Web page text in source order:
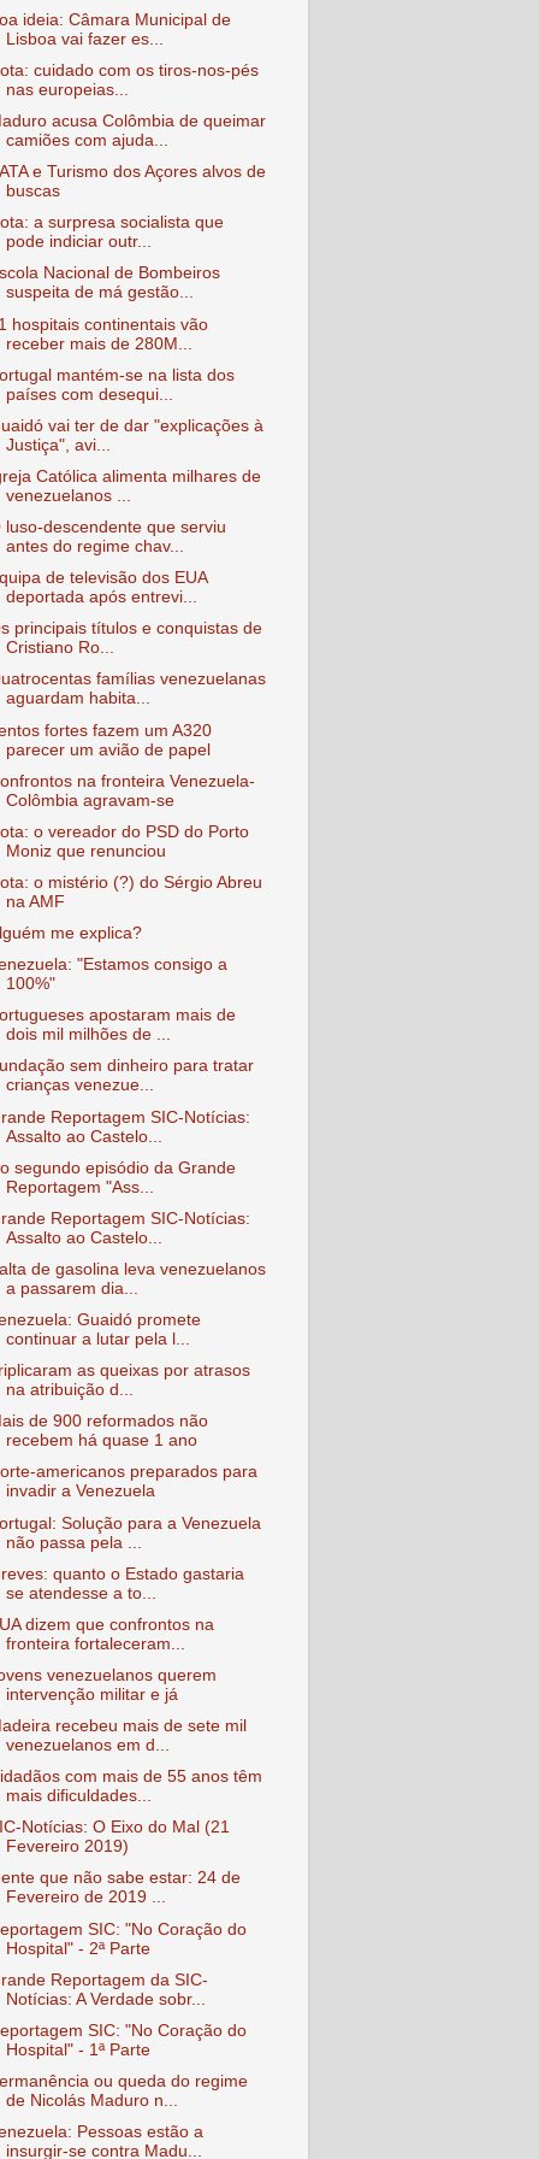
ideia: Câmara Municipal de
Lisboa vai fazer es...
cuidado com os tiros-nos-pés
nas europeias...
acusa Colômbia de queimar
camiões com ajuda...
e Turismo dos Açores alvos de
buscas
a surpresa socialista que
pode indiciar outr...
Nacional de Bombeiros
suspeita de má gestão...
hospitais continentais vão
receber mais de 280M...
mantém-se na lista dos
países com desequi...
vai ter de dar "explicações à
Justiça", avi...
Católica alimenta milhares de
venezuelanos ...
luso-descendente que serviu
antes do regime chav...
de televisão dos EUA
deportada após entrevi...
principais títulos e conquistas de
Cristiano Ro...
famílias venezuelanas
aguardam habita...
fortes fazem um A320
parecer um avião de papel
na fronteira Venezuela-
Colômbia agravam-se
o vereador do PSD do Porto
Moniz que renunciou
o mistério (?) do Sérgio Abreu
na AMF
me explica?
"Estamos consigo a
100%"
apostaram mais de
dois mil milhões de ...
sem dinheiro para tratar
crianças venezue...
Reportagem SIC-Notícias:
Assalto ao Castelo...
segundo episódio da Grande
Reportagem "Ass...
Reportagem SIC-Notícias:
Assalto ao Castelo...
de gasolina leva venezuelanos
a passarem dia...
Guaidó promete
continuar a lutar pela l...
as queixas por atrasos
na atribuição d...
de 900 reformados não
recebem há quase 1 ano
americanos preparados para
invadir a Venezuela
Solução para a Venezuela
não passa pela ...
quanto o Estado gastaria
se atendesse a to...
dizem que confrontos na
fronteira fortaleceram...
venezuelanos querem
intervenção militar e já
recebeu mais de sete mil
venezuelanos em d...
com mais de 55 anos têm
mais dificuldades...
Notícias: O Eixo do Mal (21
Fevereiro 2019)
que não sabe estar: 24 de
Fevereiro de 2019 ...
SIC: "No Coração do
Hospital" - 2ª Parte
Reportagem da SIC-
Notícias: A Verdade sobr...
SIC: "No Coração do
Hospital" - 1ª Parte
ou queda do regime
de Nicolás Maduro n...
Pessoas estão a
insurgir-se contra Madu...